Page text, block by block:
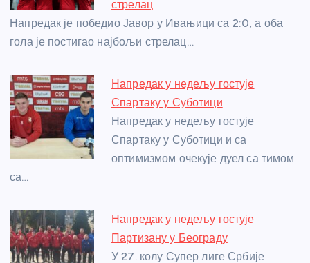
o
o
k
g
er
p
p
стрелац
Напредак је победио Јавор у Ивањици са 2:0, а оба
гола је постигао најбољи стрелац…
Напредак у недељу гостује
Спартаку у Суботици
Напредак у недељу гостује
Спартаку у Суботици и са
оптимизмом очекује дуел са тимом
са…
Напредак у недељу гостује
Партизану у Београду
У 27. колу Супер лиге Србије